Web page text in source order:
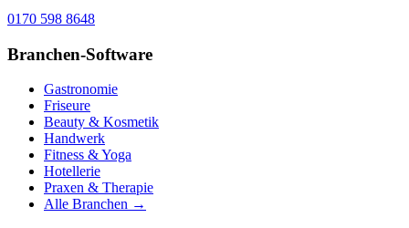
0170 598 8648
Branchen-Software
Gastronomie
Friseure
Beauty & Kosmetik
Handwerk
Fitness & Yoga
Hotellerie
Praxen & Therapie
Alle Branchen →